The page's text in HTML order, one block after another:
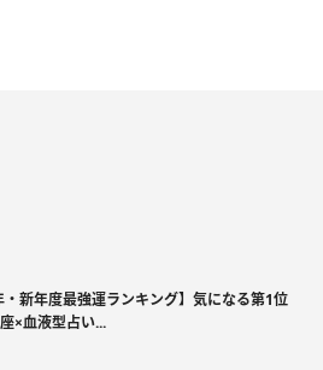
・新年度最強運ランキング】気になる第1位
×血液型占い...